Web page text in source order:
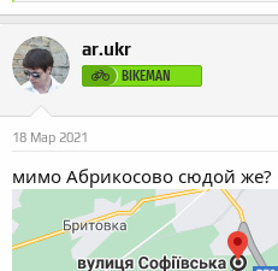
а
ц
и
и
ar.ukr
BIKEMAN
18 Мар 2021
мимо Абрикосово сюдой же?